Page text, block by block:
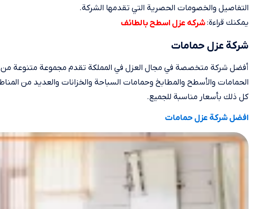
التفاصيل والخصومات الحصرية التي تقدمها الشركة.
يمكنك قراءة:شركه عزل اسطح بالطائف
شركة عزل حمامات
أفضل شركة متخصصة في مجال العزل في المملكة تقدم مجموعة متنوعة من
الحمامات والأسطح والمطابخ وحمامات السباحة والخزانات والعديد من
كل ذلك بأسعار مناسبة للجميع.
افضل شركة عزل حمامات